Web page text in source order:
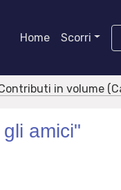
Home Scorri
in volume
amici"